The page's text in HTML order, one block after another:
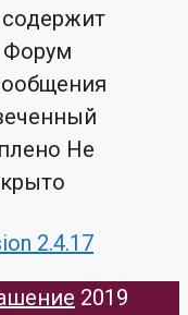
Форум
Не
2.4.17
​ 2019